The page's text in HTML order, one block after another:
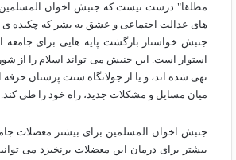
مطلقا" درست نیست که جنبش اخوان المسلمین
های عدالت اجتماعی و عشق به بشر که چکیده
جنبش خواستار بازگشت پایه هایی برای
استوار است. این جنبش می تواند اسلام را از
تهی شده اند، و یا از جولانگاه سنت پرستان حرفه
میان مسایل و مشکلات جدید، راه خود را طی کند.
جنبش اخوان المسلمین برای بیشتر معضلات
بیشتر برای درمان این معضلات برنخیزد می